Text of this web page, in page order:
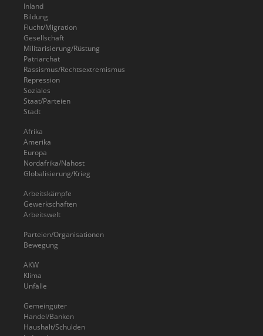
Inland
Bildung
Flucht/Migration
Gesellschaft
Militarisierung/Rüstung
Patriarchat
Rassismus/Rechtsextremismus
Repression
Soziales
Staat/Parteien
Stadt
Afrika
Amerika
Europa
Nordafrika/Nahost
Globalisierung/Krieg
Arbeitskämpfe
Gewerkschaften
Arbeitswelt
Parteien/Organisationen
Bewegung
AKW
Klima
Unfälle
Gemeingüter
Handel/Banken
Haushalt/Schulden